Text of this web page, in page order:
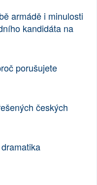
armádě i minulosti
kandidáta na
porušujete
českých